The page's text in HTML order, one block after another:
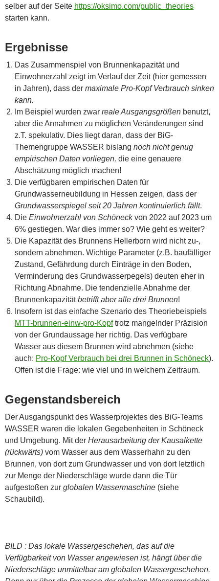
selber auf der Seite https://oksimo.com/public_theories
starten kann.
Ergebnisse
Das Zusammenspiel von Brunnenkapazität und
Einwohnerzahl zeigt im Verlauf der Zeit (hier gemessen
in Jahren), dass der maximale Pro-Kopf Verbrauch sinken
kann.
Im Beispiel wurden zwar reale Ausgangsgrößen benutzt,
aber die Annahmen zu möglichen Veränderungen sind
z.T. spekulativ. Dies liegt daran, dass der BiG-
Themengruppe WASSER bislang noch nicht genug
empirischen Daten vorliegen, die eine genauere
Abschätzung möglich machen!
Die verfügbaren empirischen Daten für
Grundwasserneubildung in Hessen zeigen, dass der
Grundwasserspiegel seit 20 Jahren kontinuierlich fällt.
Die Einwohnerzahl von Schöneckvon 2022 auf 2023 um
6% gestiegen. War dies immer so? Wie geht es weiter?
Die Kapazität des Brunnens Hellerborn wird nicht zu-,
sondern abnehmen. Wichtige Parameter (z.B. baufälliger
Zustand, Gefährdung durch Einträge in den Boden,
Verminderung des Grundwasserpegels) deuten eher in
Richtung Abnahme. Die tendenzielle Abnahme der
Brunnenkapazitätbetrifft aber alle drei Brunnen!
Insofern ist das einfache Szenario des Theoriebeispiels
MTT-brunnen-einw-pro-Kopftrotz mangelnder Präzision
von der Grundaussage her richtig. Das verfügbare
Wasser aus diesem Brunnen wird abnehmen (siehe
auch: Pro-Kopf Verbrauch bei drei Brunnen in Schöneck).
Offen ist die Frage: wie viel und in welchem Zeitraum.
Gegenstandsbereich
Der Ausgangspunkt des Wasserprojektes des BiG-Teams
WASSER waren die lokalen Gegebenheiten in Schöneck
und Umgebung. Mit der Herausarbeitung der Kausalkette
(rückwärts) vom Wasser aus dem Wasserhahn zu den
Brunnen, von dort zum Grundwasser und von dort letztlich
zur Menge der Niederschläge wurde dann die Tür
aufgestoßen zur globalen Wassermaschine (siehe
Schaubild).
BILD : Das lokale Wassergeschehen, das auf die
Verfügbarkeit von Wasser angewiesen ist, hängt über die
Niederschläge unmittelbar am globalen Wassergeschehen.